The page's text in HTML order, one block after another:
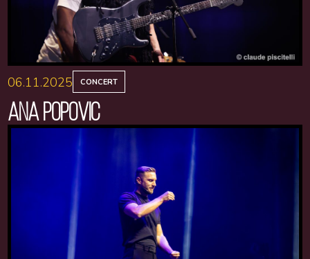
06.11.2025 CONCERT
ANA POPOVIC